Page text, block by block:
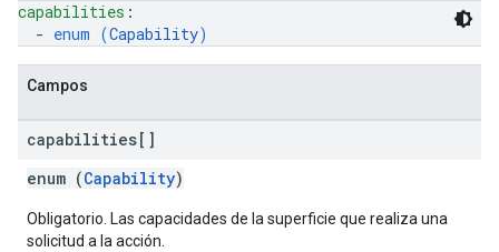
capabilities :
  -
enum (Capability)
Campos
capabilities[]
enum (Capability)
Obligatorio. Las capacidades de la superficie que realiza una
solicitud a la acción.